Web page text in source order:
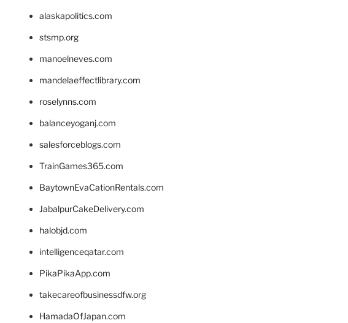
alaskapolitics.com
stsmp.org
manoelneves.com
mandelaeffectlibrary.com
roselynns.com
balanceyoganj.com
salesforceblogs.com
TrainGames365.com
BaytownEvaCationRentals.com
JabalpurCakeDelivery.com
halobjd.com
intelligenceqatar.com
PikaPikaApp.com
takecareofbusinessdfw.org
HamadaOfJapan.com